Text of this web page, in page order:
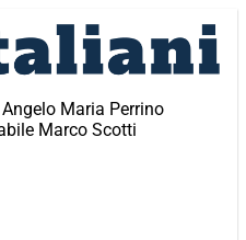
Maria Perrino
Marco Scotti